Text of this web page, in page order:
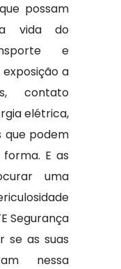
possam
vida do
e
a
contato
elétrica,
que podem
E as
uma
Segurança
se as suas
nessa